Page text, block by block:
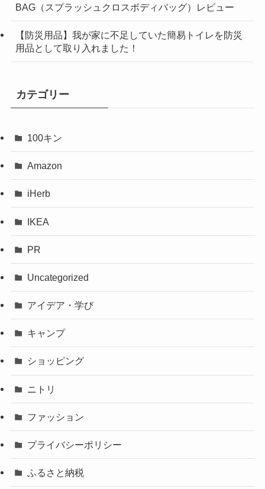
BAG（スプラッシュクロスボディバッグ）レビュー
【防災用品】我が家に不足していた簡易トイレを防災
用品として取り入れました！
カテゴリー
100キン
Amazon
iHerb
IKEA
PR
Uncategorized
アイデア・学び
キャンプ
ショッピング
ニトリ
ファッション
プライバシーポリシー
ふるさと納税